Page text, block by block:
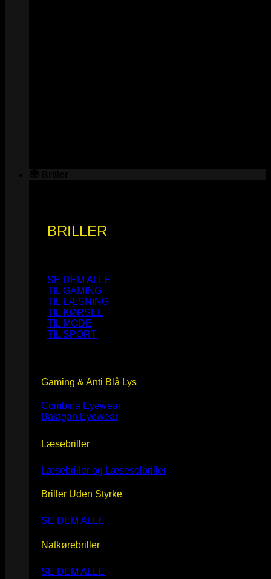
BRILLER
SE DEM ALLE
TIL GAMING
TIL LÆSNING
TIL KØRSEL
TIL MODE
TIL SPORT
Gaming & Anti Blå Lys
Combina Eyewear
Balagan Eyewear
Læsebriller
Læsebriller og Læsesolbriller
Briller Uden Styrke
SE DEM ALLE
Natkørebriller
SE DEM ALLE